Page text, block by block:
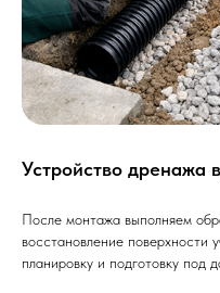
Устройство дренажа
После монтажа выполняем
восстановление поверхности
планировку и подготовку под